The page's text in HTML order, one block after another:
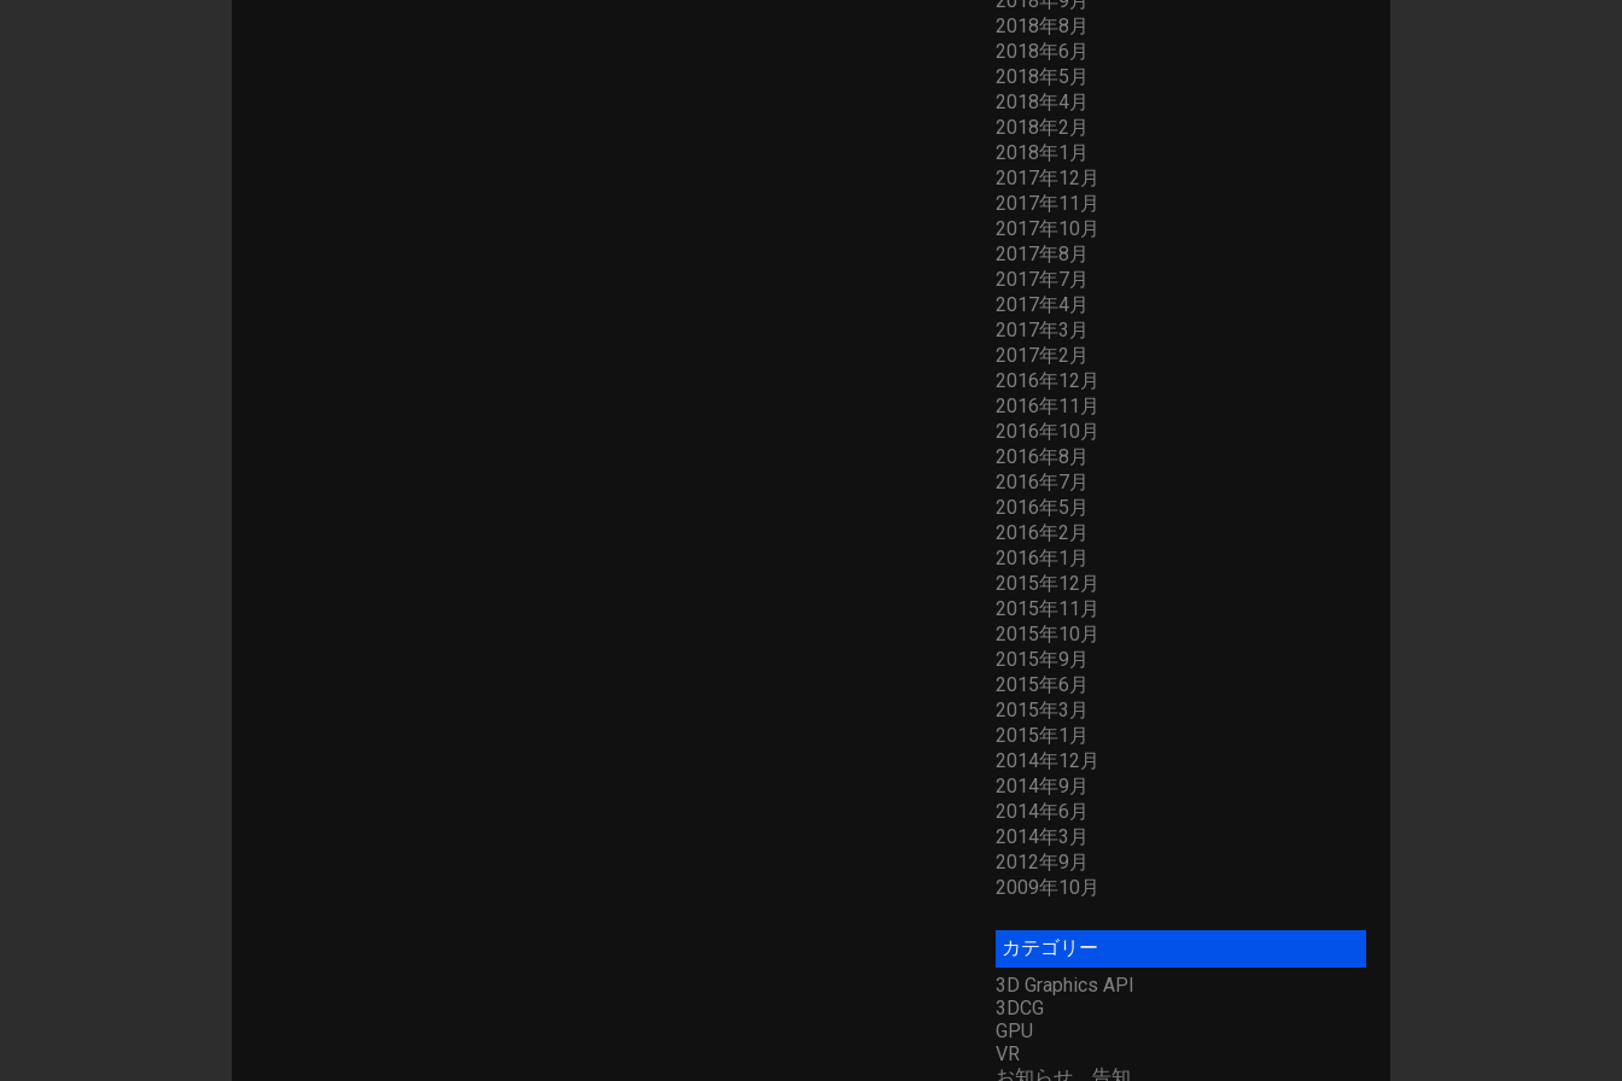
2018年8月
2018年6月
2018年5月
2018年4月
2018年2月
2018年1月
2017年12月
2017年11月
2017年10月
2017年8月
2017年7月
2017年4月
2017年3月
2017年2月
2016年12月
2016年11月
2016年10月
2016年8月
2016年7月
2016年5月
2016年2月
2016年1月
2015年12月
2015年11月
2015年10月
2015年9月
2015年6月
2015年3月
2015年1月
2014年12月
2014年9月
2014年6月
2014年3月
2012年9月
2009年10月
カテゴリー
3D Graphics API
3DCG
GPU
VR